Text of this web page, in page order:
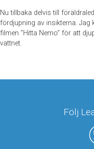
Nu tillbaka delvis till
fördjupning av insikterna. Jag
filmen ”Hitta Nemo” för att
vattnet.
Följ